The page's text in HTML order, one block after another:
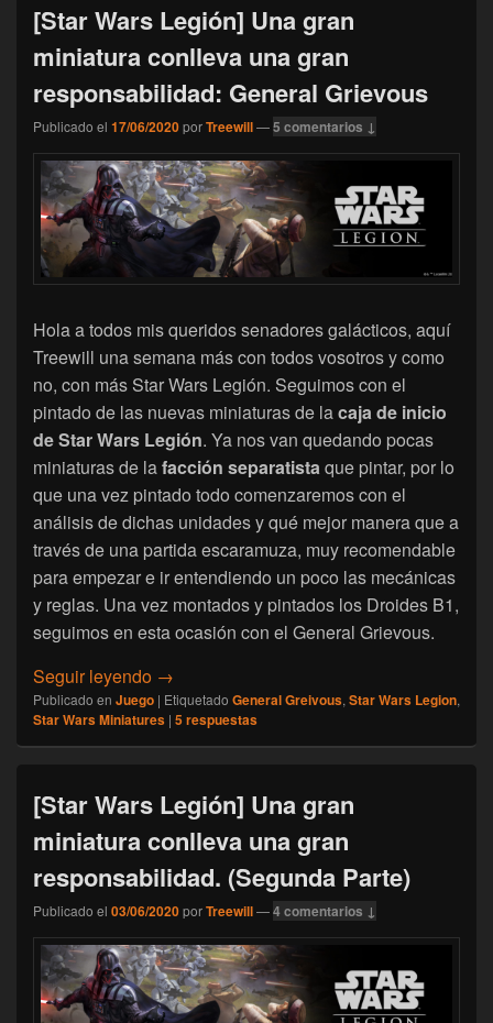
[Star Wars Legión] Una gran
miniatura conlleva una gran
responsabilidad: General Grievous
Publicado el 17/06/2020porTreewill—5 comentarios ↓
Hola a todos mis queridos senadores galácticos, aquí
Treewill una semana más con todos vosotros y como
no, con más Star Wars Legión. Seguimos con el
pintado de las nuevas miniaturas de lacaja de inicio
de Star Wars Legión. Ya nos van quedando pocas
miniaturas de lafacción separatistaque pintar, por lo
que una vez pintado todo comenzaremos con el
análisis de dichas unidades y qué mejor manera que a
través de una partida escaramuza, muy recomendable
para empezar e ir entendiendo un poco las mecánicas
y reglas. Una vez montados y pintados los Droides B1,
seguimos en esta ocasión con el General Grievous.
Seguir leyendo [Star Wars Legión] Una gran miniatura
→
Publicado en Juego | Etiquetado General Greivous, Star Wars Legion,
Star Wars Miniatures | 5respuestas
[Star Wars Legión] Una gran
miniatura conlleva una gran
responsabilidad. (Segunda Parte)
Publicado el 03/06/2020porTreewill—4 comentarios ↓